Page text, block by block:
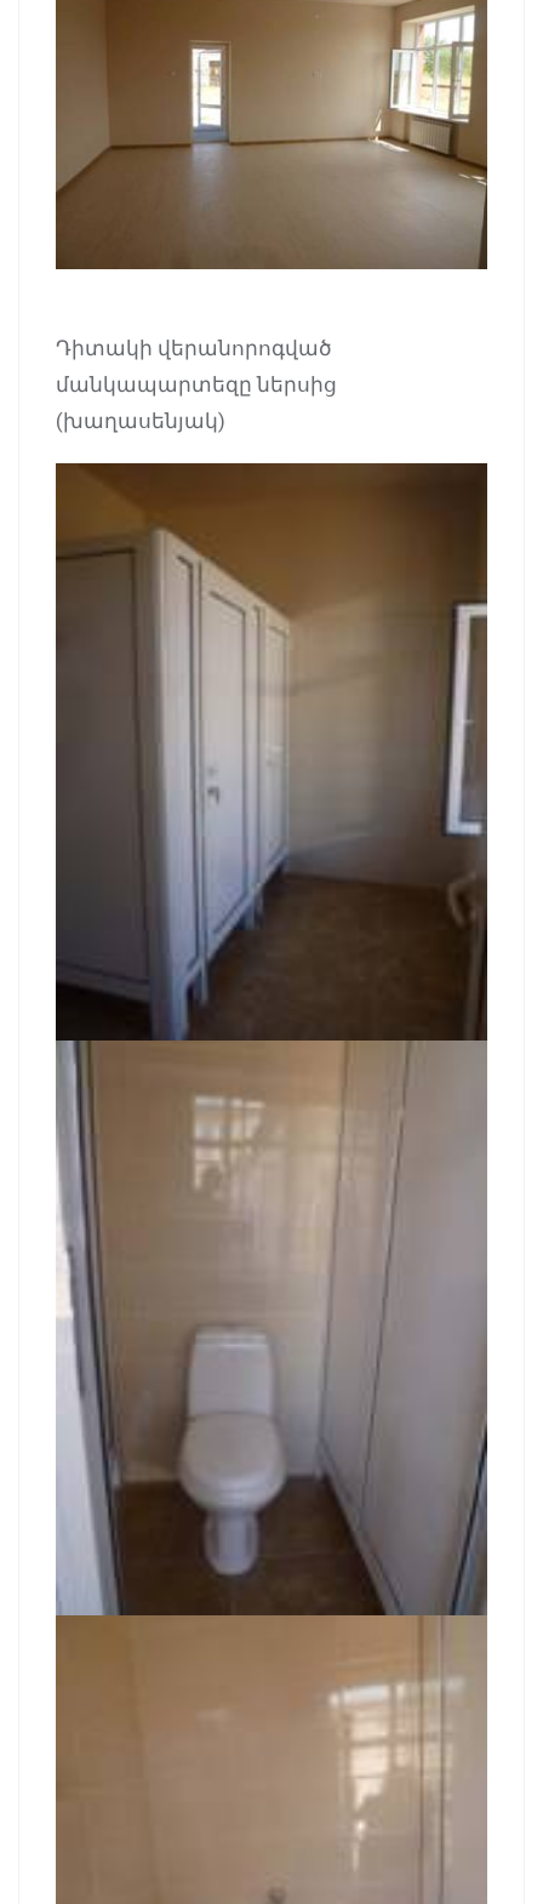
Դիտակի վերանորոգված
մանկապարտեզը ներսից
(խաղասենյակ)